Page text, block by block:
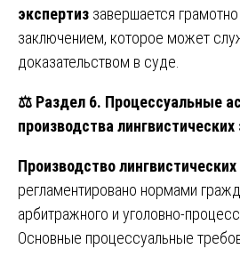
экспертиз завершается
заключением, которое может
доказательством в суде.
⚖️ Раздел 6. Процессуальные
производства лингвистических
Производство
регламентировано нормами
арбитражного и уголовно-
Основные процессуальные